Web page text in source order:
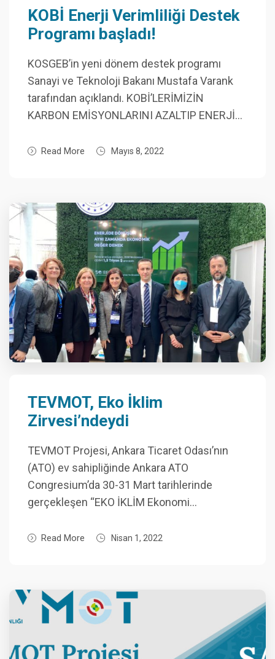
KOBİ Enerji Verimliliği Destek
Programı başladı!
KOSGEB’in yeni dönem destek programı
Sanayi ve Teknoloji Bakanı Mustafa Varank
tarafından açıklandı. KOBİ’LERİMİZİN
KARBON EMİSYONLARINI AZALTIP ENERJİ…
Read More Mayıs 8, 2022
TEVMOT, Eko İklim
Zirvesi’ndeydi
TEVMOT Projesi, Ankara Ticaret Odası’nın
(ATO) ev sahipliğinde Ankara ATO
Congresium’da 30-31 Mart tarihlerinde
gerçekleşen “EKO İKLİM Ekonomi…
Read More Nisan 1, 2022